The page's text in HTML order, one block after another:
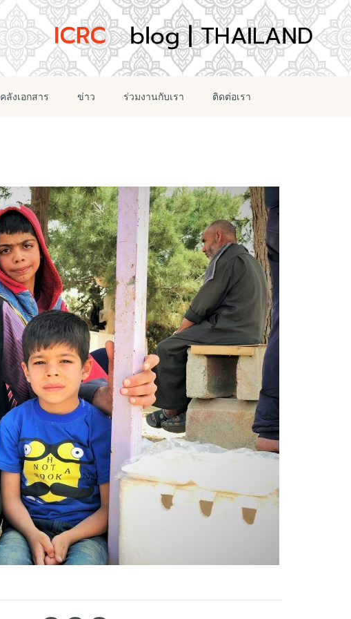
คลังเอกสาร ข่าว ร่วมงานกับเรา ติดต่อเรา